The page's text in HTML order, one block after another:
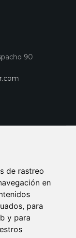
de rastreo
en
para
y para
90
DE PRIVACIDAD
PREESTRENOS